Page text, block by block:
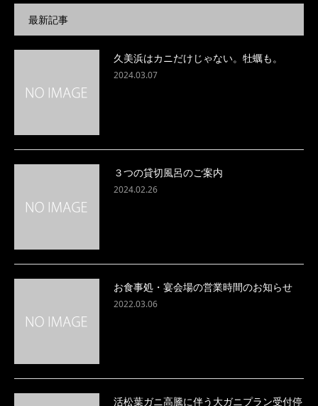
最新記事
久美浜はカニだけじゃない。牡蠣も。
2024.03.07
３つの貸切風呂のご案内
2024.02.26
お食事処・宴会場の営業時間のお知らせ
2022.03.06
活松葉ガニ高騰に伴う大ガニプラン受付停